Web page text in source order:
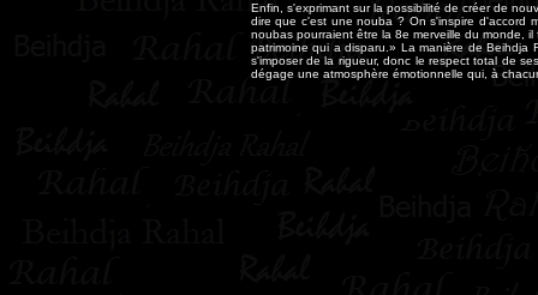
Enfin, s'exprimant sur la possibilité de créer de
dire que c'est une nouba ? On s'inspire d'accord
noubas pourraient être la 8e merveille du monde,
patrimoine qui a disparu.» La manière de
s'imposer de la rigueur, donc le respect total de
dégage une atmosphère émotionnelle qui, à